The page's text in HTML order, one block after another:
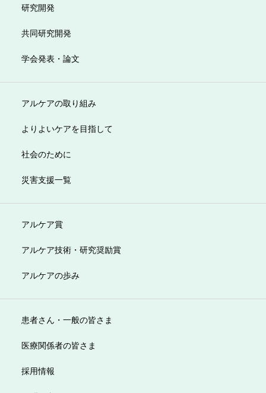
研究開発
共同研究開発
学会発表・論文
アルケアの取り組み
よりよいケアを目指して
社会のために
災害支援一覧
アルケア賞
アルケア技術・研究奨励賞
アルケアの歩み
患者さん・一般の皆さま
医療関係者の皆さま
採用情報